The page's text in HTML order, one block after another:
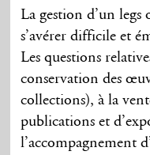
La gestion d’un legs
s’avérer difficile et
Les questions
conservation des
collections), à la
publications et
l’accompagnement